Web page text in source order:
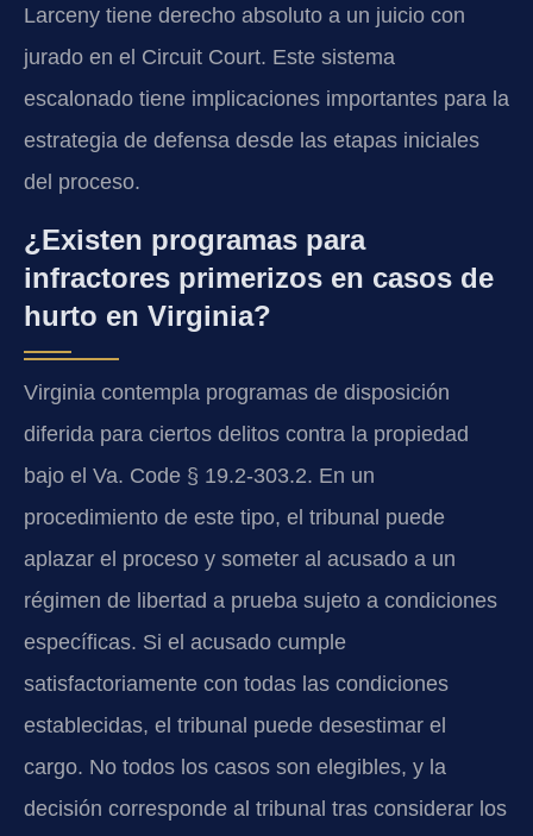
Larceny tiene derecho absoluto a un juicio con
jurado en el Circuit Court. Este sistema
escalonado tiene implicaciones importantes para la
estrategia de defensa desde las etapas iniciales
del proceso.
¿Existen programas para
infractores primerizos en casos de
hurto en Virginia?
Virginia contempla programas de disposición
diferida para ciertos delitos contra la propiedad
bajo el Va. Code § 19.2-303.2. En un
procedimiento de este tipo, el tribunal puede
aplazar el proceso y someter al acusado a un
régimen de libertad a prueba sujeto a condiciones
específicas. Si el acusado cumple
satisfactoriamente con todas las condiciones
establecidas, el tribunal puede desestimar el
cargo. No todos los casos son elegibles, y la
decisión corresponde al tribunal tras considerar los